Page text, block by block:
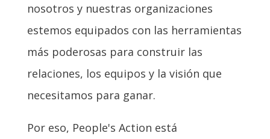
nosotros y nuestras organizaciones
estemos equipados con las herramientas
más poderosas para construir las
relaciones, los equipos y la visión que
necesitamos para ganar.
Por eso, People's Action está